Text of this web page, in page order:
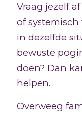
Vraag jezelf
of systemisch
in dezelfde
bewuste
doen? Dan
helpen.
Overweeg